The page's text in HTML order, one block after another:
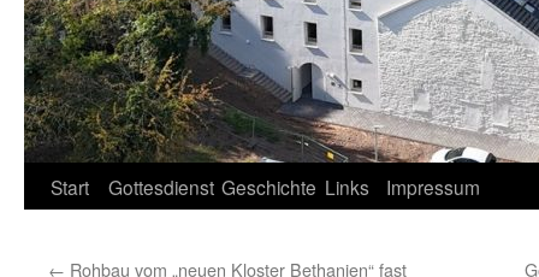
Springe
Start Gottesdienst Geschichte Links Impressum
← Rohbau vom „neuen Kloster Bethanien“ fast